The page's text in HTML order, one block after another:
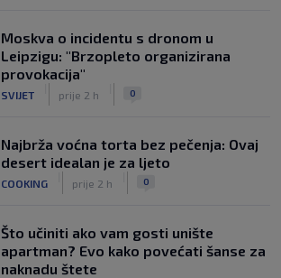
Moskva o incidentu s dronom u
Leipzigu: "Brzopleto organizirana
provokacija"
SVIJET prije 2 h 0
Najbrža voćna torta bez pečenja: Ovaj
desert idealan je za ljeto
COOKING prije 2 h 0
Što učiniti ako vam gosti unište
apartman? Evo kako povećati šanse za
naknadu štete